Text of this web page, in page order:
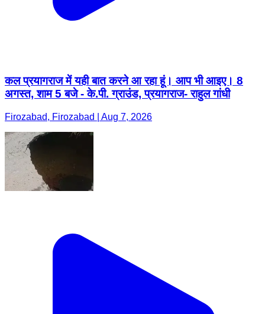
कल प्रयागराज में यही बात करने आ रहा हूं। आप भी आइए। 8
अगस्त, शाम 5 बजे - के.पी. ग्राउंड, प्रयागराज- राहुल गांधी
Firozabad, Firozabad | Aug 7, 2026